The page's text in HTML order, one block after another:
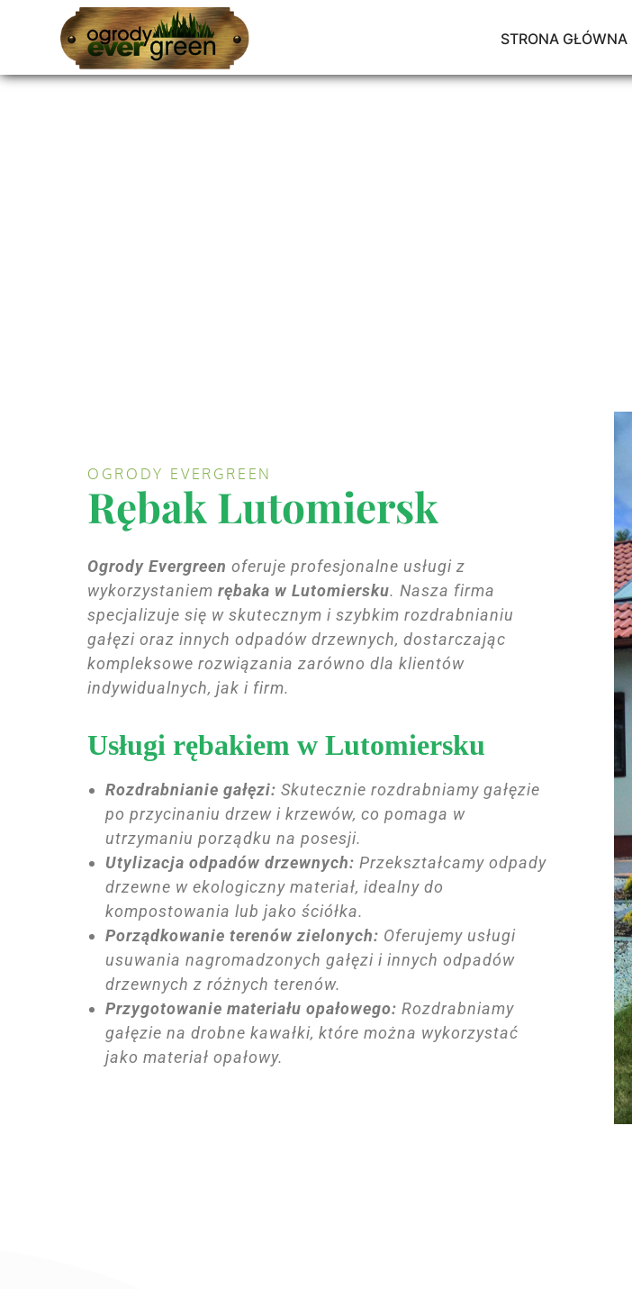
STRONA GŁÓWNA
OGRODY EVERGREEN
Rębak Lutomiersk
Ogrody Evergreen oferuje profesjonalne usługi z
wykorzystaniemrębaka w Lutomiersku. Nasza firma
specjalizuje się w skutecznym i szybkim rozdrabnianiu
gałęzi oraz innych odpadów drzewnych, dostarczając
kompleksowe rozwiązania zarówno dla klientów
indywidualnych, jak i firm.
Usługi rębakiem w Lutomiersku
Rozdrabnianie gałęzi: Skutecznie rozdrabniamy gałęzie
po przycinaniu drzew i krzewów, co pomaga w
utrzymaniu porządku na posesji.
Utylizacja odpadów drzewnych: Przekształcamy odpady
drzewne w ekologiczny materiał, idealny do
kompostowania lub jako ściółka.
Porządkowanie terenów zielonych: Oferujemy usługi
usuwania nagromadzonych gałęzi i innych odpadów
drzewnych z różnych terenów.
Przygotowanie materiału opałowego: Rozdrabniamy
gałęzie na drobne kawałki, które można wykorzystać
jako materiał opałowy.